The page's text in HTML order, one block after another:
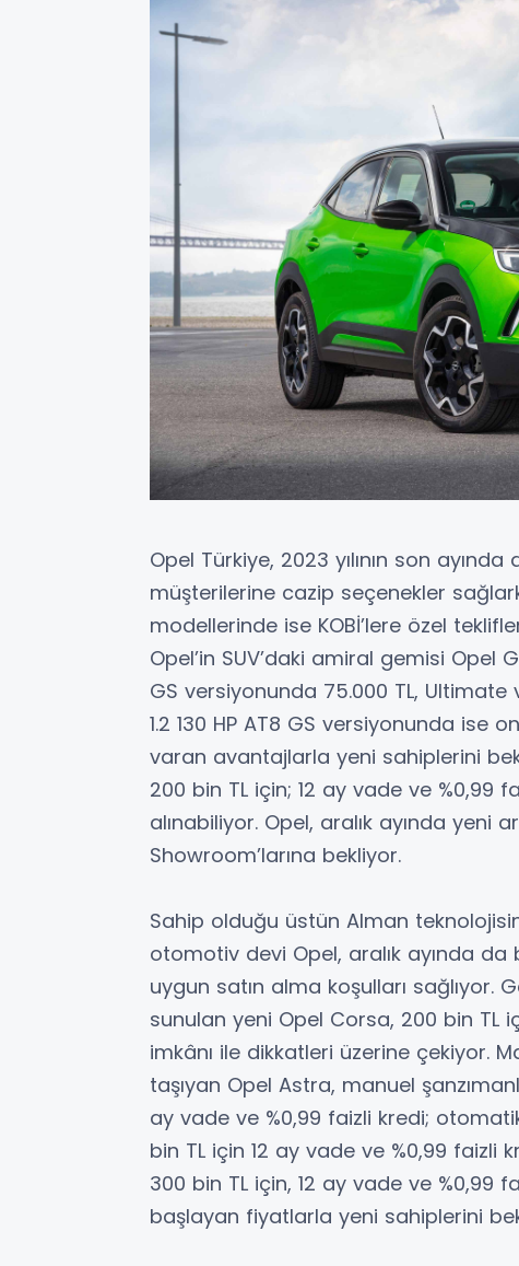
Opel Türkiye, 2023 yılının son
müşterilerine cazip seçenekler
modellerinde ise KOBİ’lere özel
Opel’in SUV’daki amiral gemisi Opel
GS versiyonunda 75.000 TL,
1.2 130 HP AT8 GS versiyonunda ise
varan avantajlarla yeni sahiplerini
200 bin TL için; 12 ay vade ve %0,99
alınabiliyor. Opel, aralık ayında yeni
Showroom’larına bekliyor.
Sahip olduğu üstün Alman
otomotiv devi Opel, aralık ayında
uygun satın alma koşulları sağlıyor.
sunulan yeni Opel Corsa, 200 bin TL
imkânı ile dikkatleri üzerine çekiyor.
taşıyan Opel Astra, manuel
ay vade ve %0,99 faizli kredi;
bin TL için 12 ay vade ve %0,99 faizli
300 bin TL için, 12 ay vade ve %0,99
başlayan fiyatlarla yeni sahiplerini